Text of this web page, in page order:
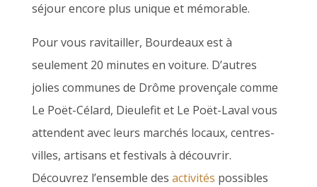
séjour encore plus unique et mémorable.
Pour vous ravitailler, Bourdeaux est à
seulement 20 minutes en voiture. D’autres
jolies communes de Drôme provençale comme
Le Poët-Célard, Dieulefit et Le Poët-Laval vous
attendent avec leurs marchés locaux, centres-
villes, artisans et festivals à découvrir.
Découvrez l’ensemble des activités possibles